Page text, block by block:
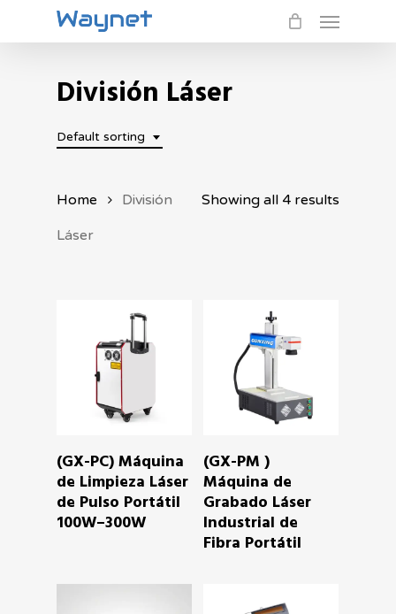
to
Menu
División Láser
Default sorting
Showing all 4 results
Home
División
Láser
READ MORE
(GX-PC) Máquina
de Limpieza Láser
de Pulso Portátil
100W–300W
READ MORE
(GX-PM )
Máquina de
Grabado Láser
Industrial de
Fibra Portátil